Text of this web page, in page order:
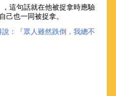
，這句話就在他被捉拿時應驗
己也一同被捉拿。
說：『眾人雖然跌倒，我總不